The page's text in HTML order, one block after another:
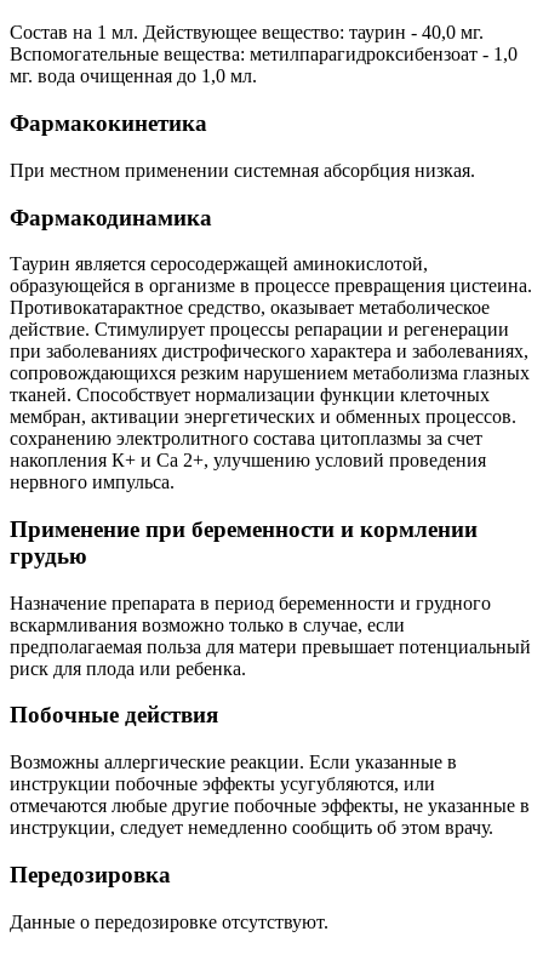
Состав на 1 мл. Действующее вещество: таурин - 40,0 мг.
Вспомогательные вещества: метилпарагидроксибензоат - 1,0
мг. вода очищенная до 1,0 мл.
Фармакокинетика
При местном применении системная абсорбция низкая.
Фармакодинамика
Таурин является серосодержащей аминокислотой,
образующейся в организме в процессе превращения цистеина.
Противокатарактное средство, оказывает метаболическое
действие. Стимулирует процессы репарации и регенерации
при заболеваниях дистрофического характера и заболеваниях,
сопровождающихся резким нарушением метаболизма глазных
тканей. Способствует нормализации функции клеточных
мембран, активации энергетических и обменных процессов.
сохранению электролитного состава цитоплазмы за счет
накопления К+ и Са 2+, улучшению условий проведения
нервного импульса.
Применение при беременности и кормлении
грудью
Назначение препарата в период беременности и грудного
вскармливания возможно только в случае, если
предполагаемая польза для матери превышает потенциальный
риск для плода или ребенка.
Побочные действия
Возможны аллергические реакции. Если указанные в
инструкции побочные эффекты усугубляются, или
отмечаются любые другие побочные эффекты, не указанные в
инструкции, следует немедленно сообщить об этом врачу.
Передозировка
Данные о передозировке отсутствуют.